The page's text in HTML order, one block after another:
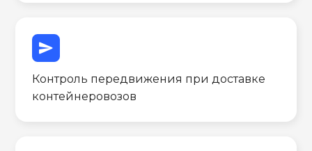
send
Контроль передвижения при доставке
контейнеровозов